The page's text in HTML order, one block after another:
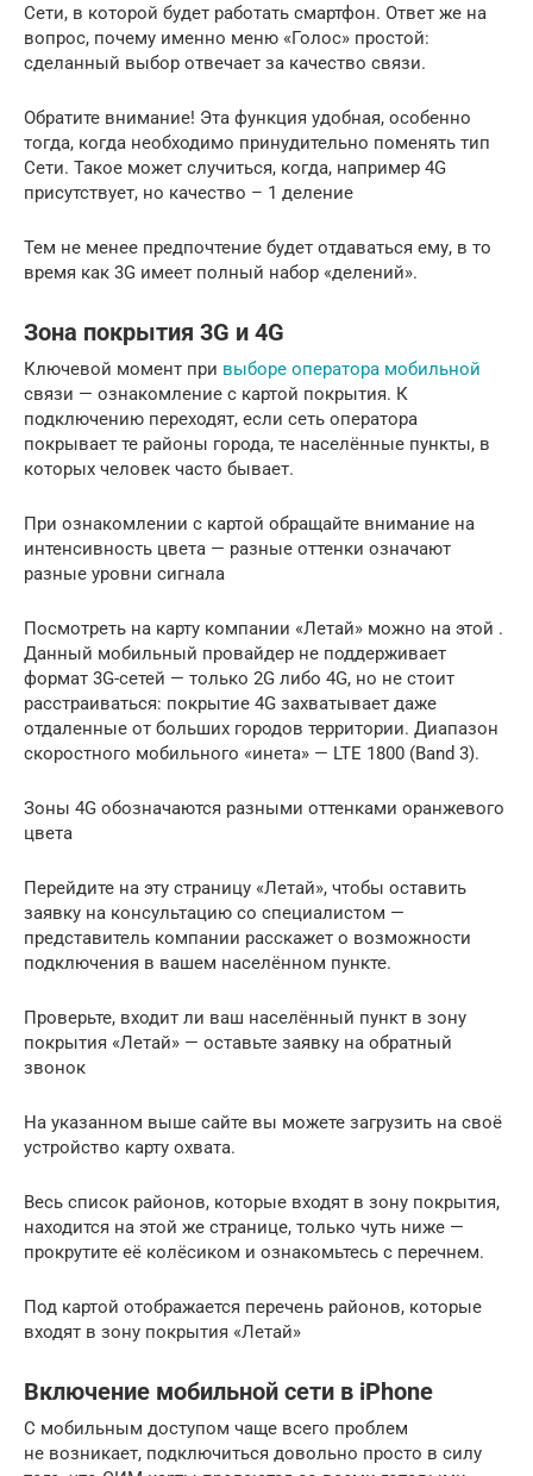
Сети, в которой будет работать смартфон. Ответ же на
вопрос, почему именно меню «Голос» простой:
сделанный выбор отвечает за качество связи.
Обратите внимание! Эта функция удобная, особенно
тогда, когда необходимо принудительно поменять тип
Сети. Такое может случиться, когда, например 4G
присутствует, но качество – 1 деление
Тем не менее предпочтение будет отдаваться ему, в то
время как 3G имеет полный набор «делений».
Зона покрытия 3G и 4G
Ключевой момент при выборе оператора мобильной
связи — ознакомление с картой покрытия. К
подключению переходят, если сеть оператора
покрывает те районы города, те населённые пункты, в
которых человек часто бывает.
При ознакомлении с картой обращайте внимание на
интенсивность цвета — разные оттенки означают
разные уровни сигнала
Посмотреть на карту компании «Летай» можно на этой .
Данный мобильный провайдер не поддерживает
формат 3G-сетей — только 2G либо 4G, но не стоит
расстраиваться: покрытие 4G захватывает даже
отдаленные от больших городов территории. Диапазон
скоростного мобильного «инета» — LTE 1800 (Band 3).
Зоны 4G обозначаются разными оттенками оранжевого
цвета
Перейдите на эту страницу «Летай», чтобы оставить
заявку на консультацию со специалистом —
представитель компании расскажет о возможности
подключения в вашем населённом пункте.
Проверьте, входит ли ваш населённый пункт в зону
покрытия «Летай» — оставьте заявку на обратный
звонок
На указанном выше сайте вы можете загрузить на своё
устройство карту охвата.
Весь список районов, которые входят в зону покрытия,
находится на этой же странице, только чуть ниже —
прокрутите её колёсиком и ознакомьтесь с перечнем.
Под картой отображается перечень районов, которые
входят в зону покрытия «Летай»
Включение мобильной сети в iPhone
С мобильным доступом чаще всего проблем
не возникает, подключиться довольно просто в силу